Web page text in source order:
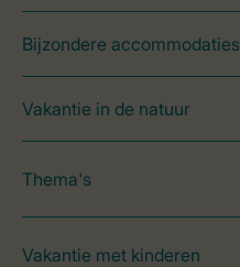
Bijzondere accommodaties
Vakantie in de natuur
Thema's
Vakantie met kinderen